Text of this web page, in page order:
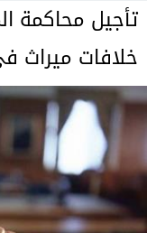
تأجيل محاكمة
خلافات ميراث